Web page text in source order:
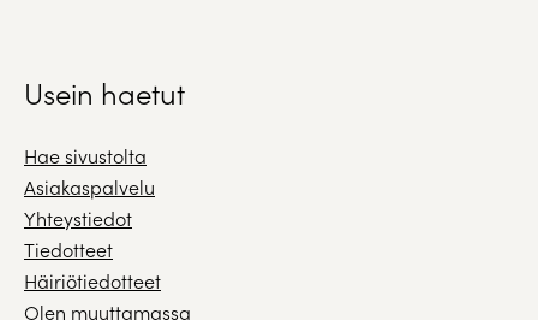
Usein haetut
Hae sivustolta
Asiakaspalvelu
Yhteystiedot
Tiedotteet
Häiriötiedotteet
Olen muuttamassa